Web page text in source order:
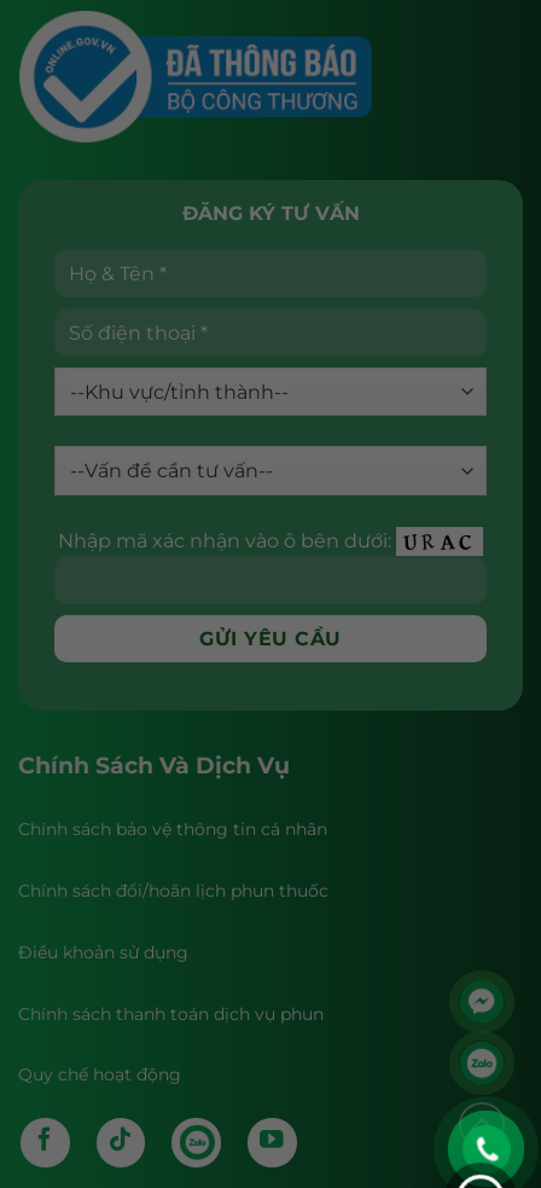
ĐĂNG KÝ TƯ VẤN
Nhập mã xác nhận vào ô bên dưới:
Chính Sách Và Dịch Vụ
Chính sách bảo vệ thông tin cá nhân
Chính sách đổi/hoãn lịch phun thuốc
Điều khoản sử dụng
Chính sách thanh toán dịch vụ phun
Quy chế hoạt động